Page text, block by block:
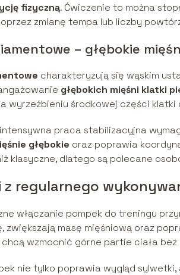
fizyczną. Ćwiczenie to można
zmianę tempa lub liczby
– głębokie
charakteryzują się wąskim
głębokich mięśni klatki
wyrzeźbieniu środkowej części
praca stabilizacyjna
głębokie oraz poprawia
klasyczne, dlatego są polecane
z regularnego
włączanie pompek do treningu
zwiększają masę mięśniową oraz
wzmocnić górne partie ciała
nie tylko poprawia wygląd